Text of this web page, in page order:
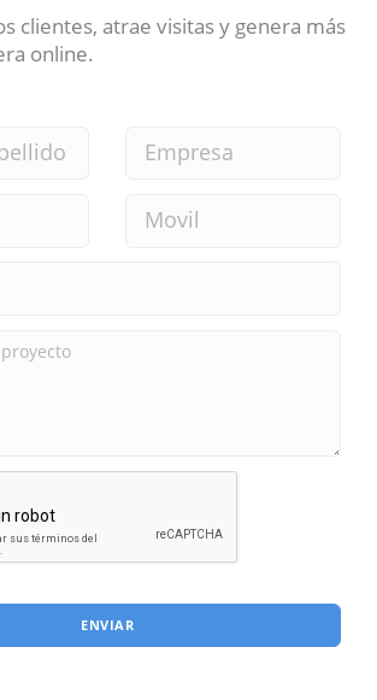
clientes, atrae visitas y genera más
online.
ENVIAR